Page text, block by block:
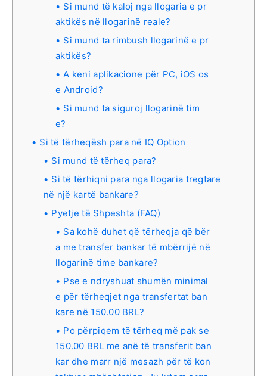
Si mund të kaloj nga llogaria e pr
aktikës në llogarinë reale?
Si mund ta rimbush llogarinë e pr
aktikës?
A keni aplikacione për PC, iOS os
e Android?
Si mund ta siguroj llogarinë tim
e?
Si të tërheqësh para në IQ Option
Si mund të tërheq para?
Si të tërhiqni para nga llogaria tregtare
në një kartë bankare?
Pyetje të Shpeshta (FAQ)
Sa kohë duhet që tërheqja që bër
a me transfer bankar të mbërrijë në
llogarinë time bankare?
Pse e ndryshuat shumën minimal
e për tërheqjet nga transfertat ban
kare në 150.00 BRL?
Po përpiqem të tërheq më pak se
150.00 BRL me anë të transferit ban
kar dhe marr një mesazh për të kon